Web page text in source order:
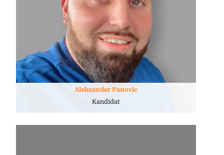
Aleksandar Panovic
Kandidat